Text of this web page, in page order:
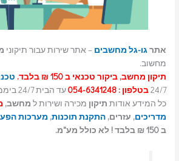
אתרגו-גל מחשבים – אתר שירות עבור תיקוני
מחשוב.
תיקון מחשב, ביקור טכנאי ב 150 ₪ בלבד.
24/7בטלפון : 054-6341248
עד
כל המידע אודות תיקון מכירה ושירות ל מחשב,
מדריכים, עזרים,התקנת תוכנות, מערכות
ב 150 ₪ בלבד ! לא כולל מע"מ.